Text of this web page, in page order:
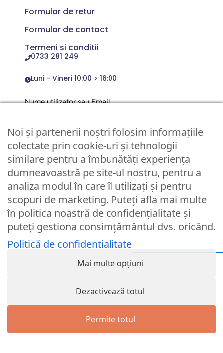
Formular de retur
Formular de contact
Termeni si conditii
0733 281 249
Luni - Vineri 10:00 > 16:00
Nume utilizator sau Email
Parola
Remember Me
Logare
Lost your password?
© Partybaloane.ro - Toate drepturile rezervate. ™
Noi și partenerii noștri folosim informațiile
colectate prin cookie-uri și tehnologii
similare pentru a îmbunătăți experiența
dumneavoastră pe site-ul nostru, pentru a
analiza modul în care îl utilizați și pentru
scopuri de marketing. Puteți afla mai multe
în politica noastră de confidențialitate și
puteți gestiona consimțământul dvs. oricând.
Politică de confidențialitate
Mai multe opțiuni
Dezactivează totul
Permite totul